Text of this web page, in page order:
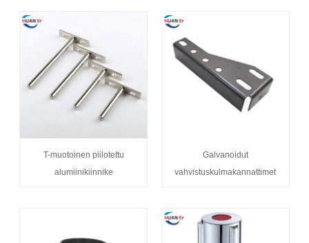
T-muotoinen piilotettu
alumiinikiinnike
Galvanoidut
vahvistuskulmakannattimet